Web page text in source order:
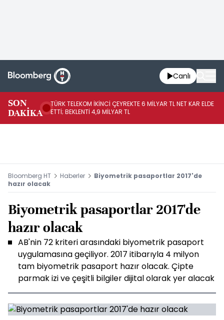
Canlı
SON
DAKİKA
TÜRK TELEKOM İKİNCİ ÇEYREKTE 6 MİLYAR TL NET KAR ELDE
ETTİ; BEKLENTİ 4,9 MİLYAR TL
Bloomberg HT Haberler
Biyometrik pasaportlar 2017'de
hazır olacak
Biyometrik pasaportlar 2017'de
hazır olacak
AB'nin 72 kriteri arasındaki biyometrik pasaport
uygulamasına geçiliyor. 2017 itibarıyla 4 milyon
tam biyometrik pasaport hazır olacak. Çipte
parmak izi ve çeşitli bilgiler dijital olarak yer alacak